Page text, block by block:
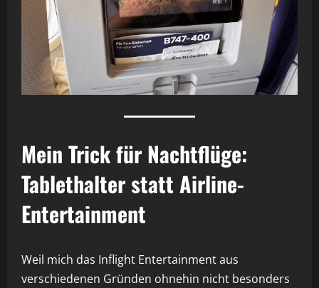
Mein Trick für Nachtflüge:
Tablethalter statt Airline-
Entertainment
Weil mich das Inflight Entertainment aus
verschiedenen Gründen ohnehin nicht besonders